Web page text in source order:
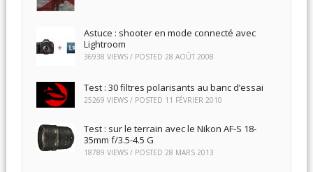
Astuce : shooter en mode connecté avec
Lightroom
36938 VIEWS / POSTED 28 AOÛT 2008
Test : 30 filtres polarisants au banc d’essai
25269 VIEWS / POSTED 11 FÉVRIER 2010
Test : sur le terrain avec le Nikon AF-S 18-
35mm f/3.5-4.5 G
18789 VIEWS / POSTED 28 MARS 2013